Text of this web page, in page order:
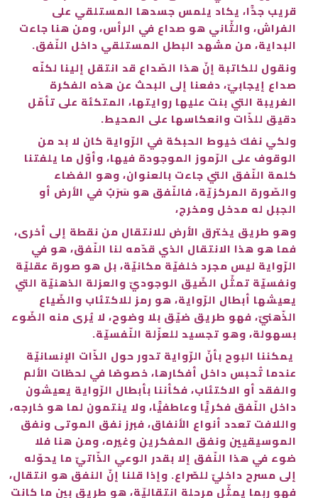
قريب جدًّا، يكاد يلمس جسدها المستلقي على
الفراش، والثّاني هو صداع في الرأس، ومن هنا جاءت
البداية، من مشهد البطل المستلقي داخل النّفق.
ونقول للكاتبة إنّ هذا الصّداع قد انتقل إلينا لكنّه
صداع إيجابيّ، دفعنا إلى البحث عن هذه الفكرة
الغريبة التي بنت عليها روايتها، المتكئة على تأمّل
دقيق للذّات وانعكاسها على المحيط.
ولكي نفك خيوط الحبكة في الرّواية كان لا بد من
الوقوف على الرّموز الموجودة فيها، وأوّل ما يلفتنا
كلمة النّفق التي جاءت بالعنوان، وهو الفضاء
والصّورة المركزيّة، فالنّفق هو سَرَبٌ في الأرض أو
الجبل له مدخل ومخرج،
وهو طريق يخترق الأرض للانتقال من نقطة إلى أخرى،
فما هو هذا الانتقال الذي قدّمه لنا النّفق، هو في
الرّواية ليس مجرد خلفيّة مكانيّة، بل هو صورة عقليّة
ونفسيّة تمثّل الضّيق الوجوديّ والعزلة الذهنيّة التي
يعيشها أبطال الرّواية، هو رمز للاكتئاب والضّياع
الذّهنيّ، فهو طريق ضيّق بلا وضوح، لا يُرى منه الضّوء
بسهولة، وهو تجسيد للعزّلة النّفسيّة.
يمكننا البوح بأنّ الرّواية تدور حول الذّات الإنسانيّة
عندما تُحبس داخل أفكارها، خصوصًا في لحظات الألم
والفقد أو الاكتئاب، فكأننا بأبطال الرّواية يعيشون
داخل النّفق فكريًّا وعاطفيًّا، ولا ينتمون لما هو خارجه،
واللافت تعدد أنواع الأنفاق، فبرز نفق الموتى ونفق
الموسيقيين ونفق المفكرين وغيره، ومن هنا فلا
ضوء في هذا النّفق إلا بقدر الوعي الذّاتيّ ما يحوّله
إلى مسرح داخليّ للصّراع. وإذا قلنا إنّ النفق هو انتقال،
فهو ربما يمثّل مرحلة انتقاليّة، هو طريق بين ما كانت